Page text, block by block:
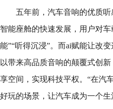
五年前，汽车音响的优质
智能座舱的快速发展，用户对
能”“听得沉浸”。而ai赋能让改
以带来高品质音响的颠覆式创
享空间，实现科技平权。“在汽
好玩的场景，让汽车成为一个生